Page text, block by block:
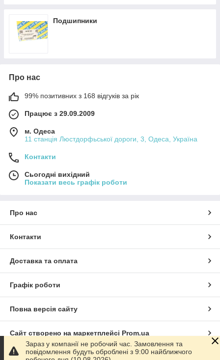
Подшипники
Про нас
99% позитивних з 168 відгуків за рік
Працює з 29.09.2009
м. Одеса
11 станція Люстдорфьської дороги, 3, Одеса, Україна
Контакти
Сьогодні вихідний
Показати весь графік роботи
Про нас
Контакти
Доставка та оплата
Графік роботи
Повна версія сайту
Сайт створено на маркетплейсі Prom.ua
Політика конфіденційності
Зараз у компанії не робочий час. Замовлення та
повідомлення будуть оброблені з 9:00 найближчого